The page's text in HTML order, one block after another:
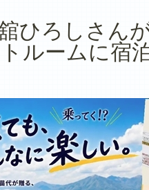
ひろしさん
ルームに宿